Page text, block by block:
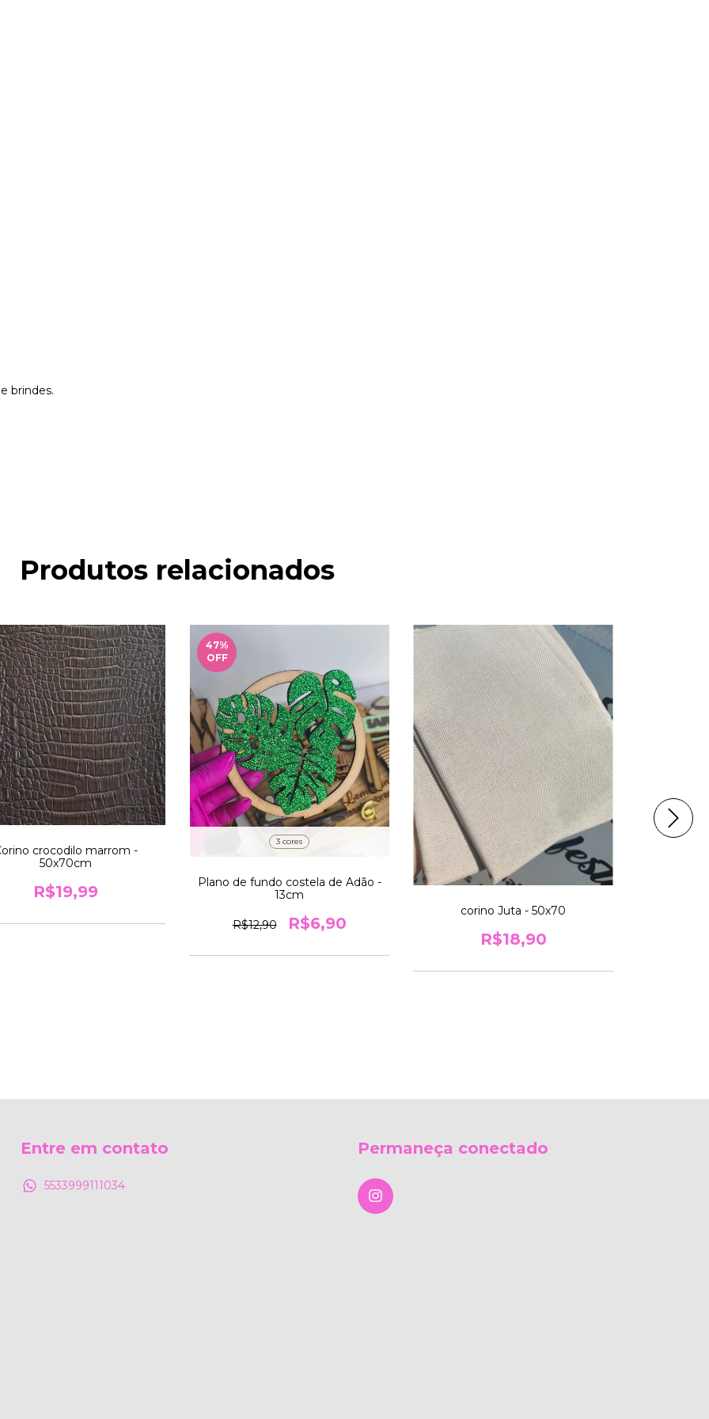
brindes.
Produtos relacionados
crocodilo marrom -
50x70cm
R$19,99
47%
OFF
3 cores
Plano de fundo costela de Adão -
13cm
R$12,90 R$6,90
corino Juta - 50x70
R$18,90
Entre em contato
5533999111034
Permaneça conectado